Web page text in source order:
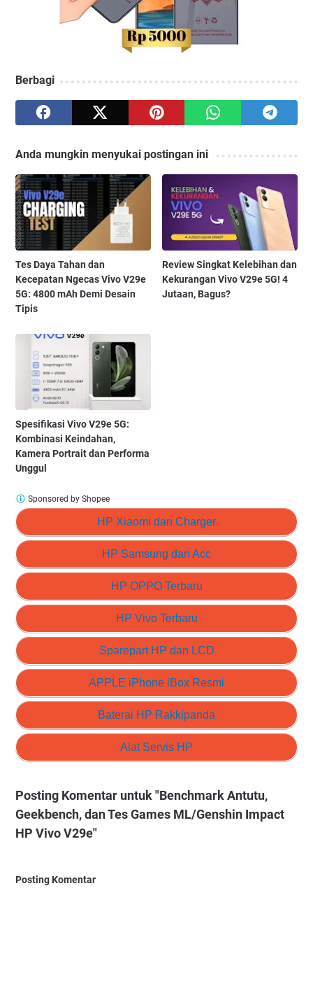
Berbagi
Anda mungkin menyukai postingan ini
Tes Daya Tahan dan
Kecepatan Ngecas Vivo V29e
5G: 4800 mAh Demi Desain
Tipis
Review Singkat Kelebihan dan
Kekurangan Vivo V29e 5G! 4
Jutaan, Bagus?
Spesifikasi Vivo V29e 5G:
Kombinasi Keindahan,
Kamera Portrait dan Performa
Unggul
HP Xiaomi dan Charger
HP Samsung dan Acc
HP OPPO Terbaru
HP Vivo Terbaru
Sparepart HP dan LCD
APPLE iPhone iBox Resmi
Baterai HP Rakkipanda
Alat Servis HP
Sponsored by Shopee
Posting Komentar untuk "Benchmark Antutu,
Geekbench, dan Tes Games ML/Genshin Impact
HP Vivo V29e"
Posting Komentar